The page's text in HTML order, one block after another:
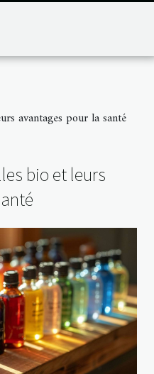
avantages pour la santé
bio et leurs